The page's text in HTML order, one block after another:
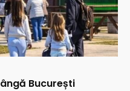
București